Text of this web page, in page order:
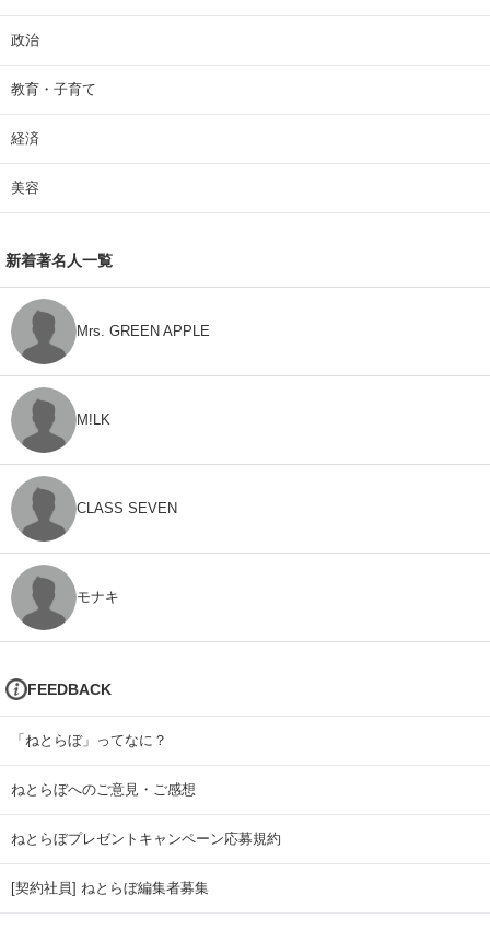
政治
教育・子育て
経済
美容
新着著名人一覧
Mrs. GREEN APPLE
M!LK
CLASS SEVEN
モナキ
FEEDBACK
「ねとらぼ」ってなに？
ねとらぼへのご意見・ご感想
ねとらぼプレゼントキャンペーン応募規約
[契約社員] ねとらぼ編集者募集